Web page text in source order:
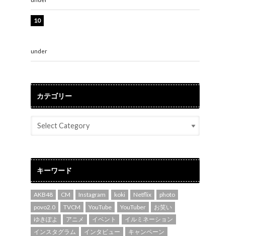
under
カテゴリー
キーワード
AKB48 CM Instagram koki Netflix
photo
povo2.0
TVCM YouTube YouTuber
お笑い
ゆきぽよ
アニメ イベント
イルミネーション
インスタグラム
インタビュー
キャンペーン